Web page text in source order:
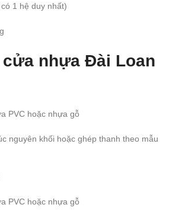
1 hệ duy nhất)
cửa nhựa Đài Loan
PVC hoặc nhựa gỗ
nguyên khối hoặc ghép thanh theo mẫu
PVC hoặc nhựa gỗ